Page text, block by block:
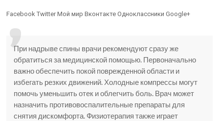
Facebook Twitter Мой мир Вконтакте Одноклассники Google+
При надрыве спины врачи рекомендуют сразу же
обратиться за медицинской помощью. Первоначально
важно обеспечить покой поврежденной области и
избегать резких движений. Холодные компрессы могут
помочь уменьшить отек и облегчить боль. Врач может
назначить противовоспалительные препараты для
снятия дискомфорта. Физиотерапия также играет